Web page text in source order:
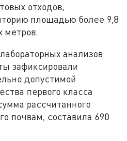
отходов,
площадью более 9,8
метров.
анализов
зафиксировали
допустимой
первого класса
рассчитанного
почвам, составила 690